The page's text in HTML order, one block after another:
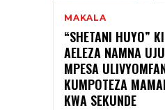
MAKALA
“SHETANI HUYO”
AELEZA NAMNA
MPESA
KUMPOTEZA
KWA SEKUNDE